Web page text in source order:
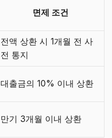
면제 조건
전액 상환 시 1개월 전 사
전 통지
대출금의 10% 이내 상환
만기 3개월 이내 상환